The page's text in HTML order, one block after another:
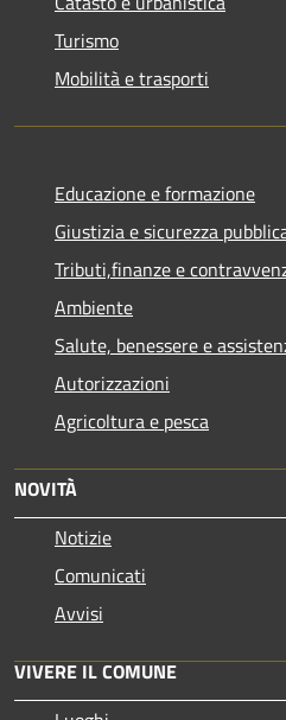
Turismo
Mobilità e trasporti
Educazione e formazione
Giustizia e sicurezza
Tributi,finanze e
Ambiente
Salute, benessere e
Autorizzazioni
Agricoltura e pesca
NOVITÀ
Notizie
Comunicati
Avvisi
VIVERE IL COMUNE